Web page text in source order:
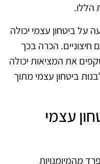
הללו.
על ביטחון עצמי יכולה
הכרה בכך
את המציאות יכולה
ביטחון עצמי מתוך
עצמי
מהמיומנויות